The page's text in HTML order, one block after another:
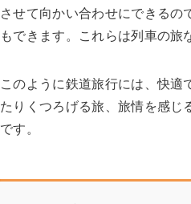
させて向かい合わせにできるの
もできます。これらは列車の旅
このように鉄道旅行には、快適
たりくつろげる旅、旅情を感じ
です。